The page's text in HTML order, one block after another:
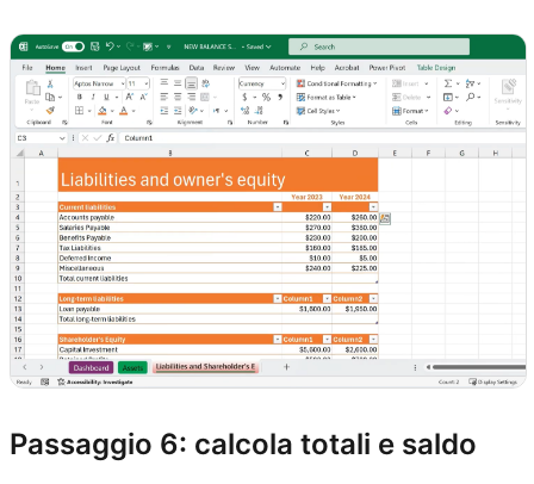
Passaggio 6: calcola totali e saldo